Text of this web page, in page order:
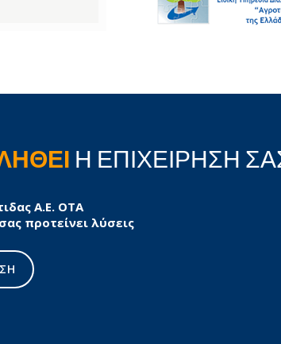
Η ΕΠΙΧΕΙΡΗΣΗ
Α.Ε. ΟΤΑ
προτείνει λύσεις